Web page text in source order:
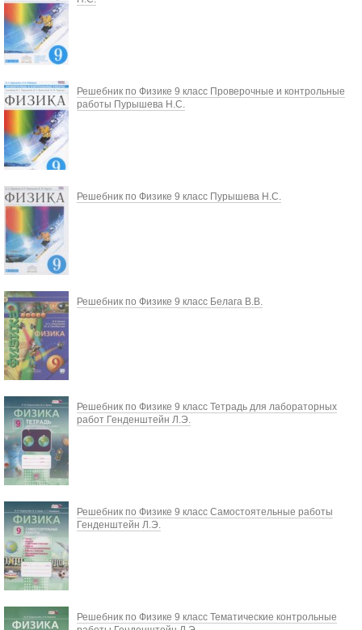
Решебник по Физике 9 класс Проверочные и контрольные
работы Пурышева Н.С.
Решебник по Физике 9 класс Пурышева Н.С.
Решебник по Физике 9 класс Белага В.В.
Решебник по Физике 9 класс Тетрадь для лабораторных
работ Генденштейн Л.Э.
Решебник по Физике 9 класс Самостоятельные работы
Генденштейн Л.Э.
Решебник по Физике 9 класс Тематические контрольные